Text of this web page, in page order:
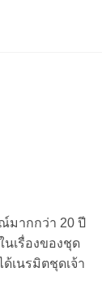
มากกว่า 20 ปี
เรื่องของชุด
ด้เนรมิตชุดเจ้า